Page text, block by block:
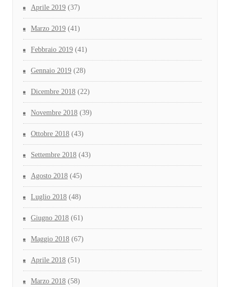
Aprile 2019 (37)
Marzo 2019 (41)
Febbraio 2019 (41)
Gennaio 2019 (28)
Dicembre 2018 (22)
Novembre 2018 (39)
Ottobre 2018 (43)
Settembre 2018 (43)
Agosto 2018 (45)
Luglio 2018 (48)
Giugno 2018 (61)
Maggio 2018 (67)
Aprile 2018 (51)
Marzo 2018 (58)